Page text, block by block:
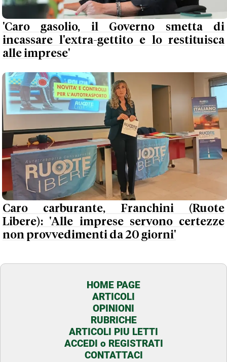
'Caro gasolio, il Governo smetta di
incassare l'extra-gettito e lo restituisca
alle imprese'
Caro carburante, Franchini (Ruote
Libere): 'Alle imprese servono certezze
non provvedimenti da 20 giorni'
HOME PAGE
ARTICOLI
OPINIONI
RUBRICHE
ARTICOLI PIU LETTI
ACCEDI o REGISTRATI
CONTATTACI